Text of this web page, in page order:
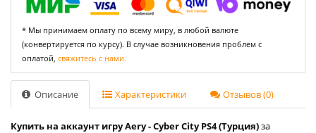
* Мы принимаем оплату по всему миру, в любой валюте
(конвертируется по курсу). В случае возникновения проблем с
оплатой, свяжитесь с нами.
Описание Характеристики Отзывов (0)
Купить на аккаунт игру Aery - Cyber City PS4 (Турция)за